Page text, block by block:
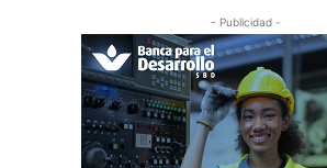
- Publicidad -